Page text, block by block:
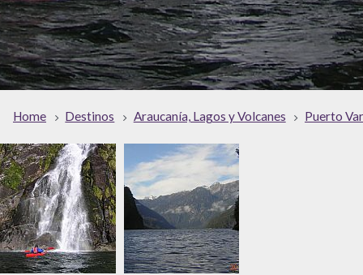
Home Destinos Araucanía, Lagos y Volcanes Puerto